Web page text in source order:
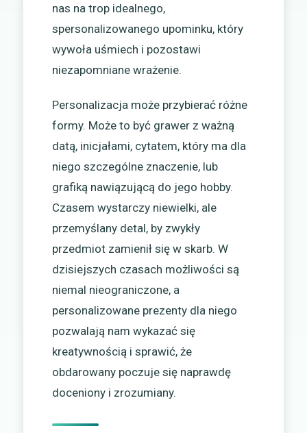
nas na trop idealnego,
spersonalizowanego upominku, który
wywoła uśmiech i pozostawi
niezapomniane wrażenie.
Personalizacja może przybierać różne
formy. Może to być grawer z ważną
datą, inicjałami, cytatem, który ma dla
niego szczególne znaczenie, lub
grafiką nawiązującą do jego hobby.
Czasem wystarczy niewielki, ale
przemyślany detal, by zwykły
przedmiot zamienił się w skarb. W
dzisiejszych czasach możliwości są
niemal nieograniczone, a
personalizowane prezenty dla niego
pozwalają nam wykazać się
kreatywnością i sprawić, że
obdarowany poczuje się naprawdę
doceniony i zrozumiany.